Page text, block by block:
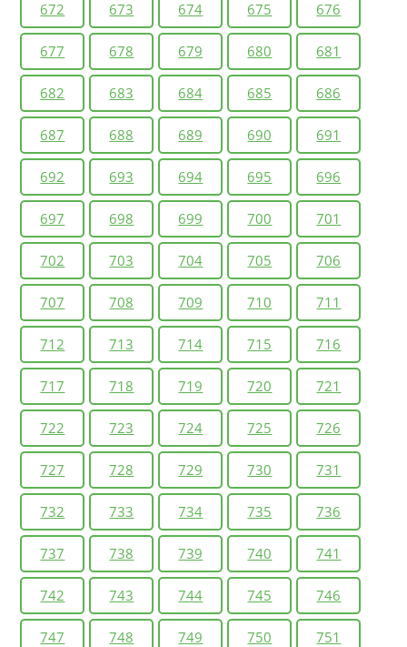
672 673 674 675 676
677 678 679 680 681
682 683 684 685 686
687 688 689 690 691
692 693 694 695 696
697 698 699 700 701
702 703 704 705 706
707 708 709 710 711
712 713 714 715 716
717 718 719 720 721
722 723 724 725 726
727 728 729 730 731
732 733 734 735 736
737 738 739 740 741
742 743 744 745 746
747 748 749 750 751